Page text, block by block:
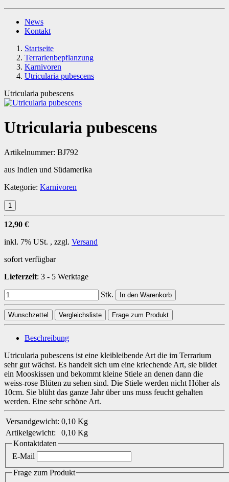
News
Kontakt
Startseite
Terrarienbepflanzung
Karnivoren
Utricularia pubescens
Utricularia pubescens
Utricularia pubescens
Artikelnummer: BJ792
aus Indien und Südamerika
Kategorie: Karnivoren
12,90 €
inkl. 7% USt. , zzgl. Versand
sofort verfügbar
Lieferzeit: 3 - 5 Werktage
Stk. In den Warenkorb
Wunschzettel Vergleichsliste Frage zum Produkt
Beschreibung
Utricularia pubescens ist eine kleibleibende Art die im Terrarium
sehr gut wächst. Es handelt sich um eine kriechende Art, sie bildet
ein Mooskissen und bekommt kleine Stiele an denen dann die
weiss-rose Blüten zu sehen sind. Die Stiele werden nicht Höher als
10cm. Sie blüht das ganze Jahr über uns muss feucht gehalten
werden. Eine sehr schöne Art.
Versandgewicht: 0,10 Kg
Artikelgewicht:
0,10 Kg
Kontaktdaten
E-Mail
Frage zum Produkt